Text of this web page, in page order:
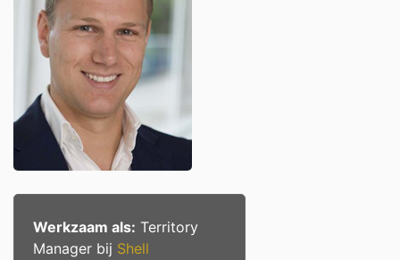
Werkzaam als: Territory
Manager bij Shell